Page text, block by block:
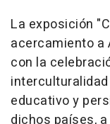
La exposición
acercamiento a
con la
educativo y
dichos países,